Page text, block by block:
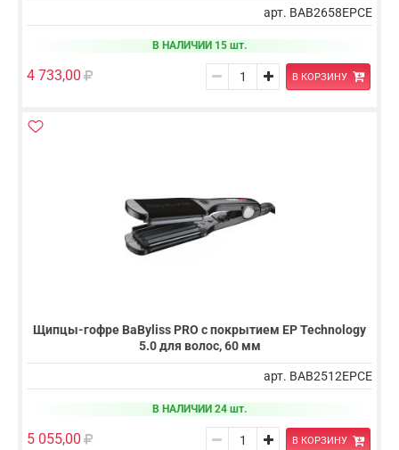
арт. BAB2658EPCE
В НАЛИЧИИ 15 шт.
4 733,00 В КОРЗИНУ
Щипцы-гофре BaByliss PRO с покрытием EP Technology
5.0 для волос, 60 мм
арт. BAB2512EPCE
В НАЛИЧИИ 24 шт.
5 055,00 В КОРЗИНУ